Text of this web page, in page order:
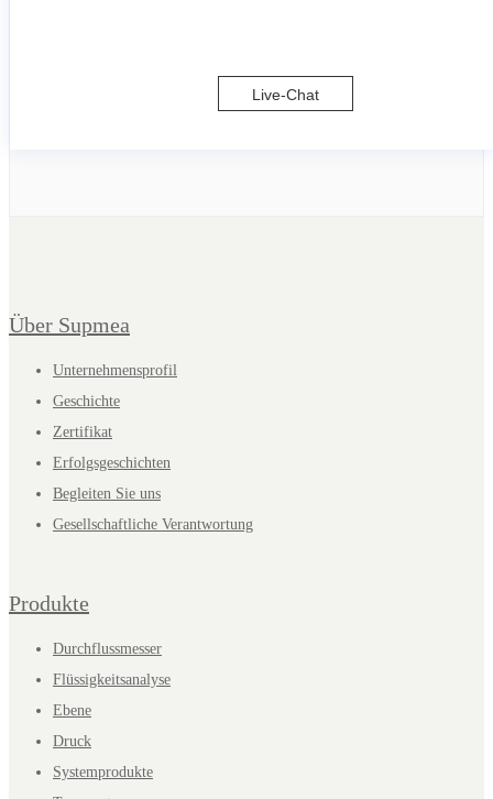
Live-Chat
Über Supmea
Unternehmensprofil
Geschichte
Zertifikat
Erfolgsgeschichten
Begleiten Sie uns
Gesellschaftliche Verantwortung
Produkte
Durchflussmesser
Flüssigkeitsanalyse
Ebene
Druck
Systemprodukte